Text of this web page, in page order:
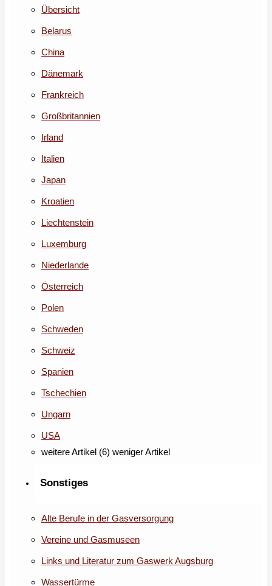
Übersicht
Belarus
China
Dänemark
Frankreich
Großbritannien
Irland
Italien
Japan
Kroatien
Liechtenstein
Luxemburg
Niederlande
Österreich
Polen
Schweden
Schweiz
Spanien
Tschechien
Ungarn
USA
weitere Artikel (6) weniger Artikel
Sonstiges
Alte Berufe in der Gasversorgung
Vereine und Gasmuseen
Links und Literatur zum Gaswerk Augsburg
Wassertürme